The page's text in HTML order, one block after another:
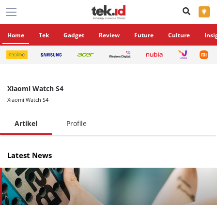
×
Home Tek Gadget Review Future Culture
Xiaomi Watch S4
Xiaomi Watch S4
Artikel Profile
Latest News